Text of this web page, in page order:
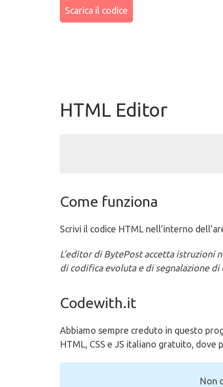
Scarica il codice
HTML Editor
Come funziona
Scrivi il codice HTML nell’interno
L’editor di BytePost accetta istruzioni
di codifica evoluta e di segnalazione
Codewith.it
Abbiamo sempre creduto in questo
HTML, CSS e JS italiano gratuito, dove
Non